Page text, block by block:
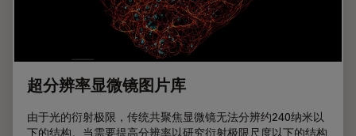
超分辨率显微镜图片库
由于光的衍射极限，传统共聚焦显微镜无法分辨约240纳米以
下的结构。当需要提高分辨率以研究衍射极限尺度以下的结构